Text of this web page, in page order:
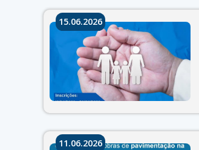
15.06.2026
11.06.2026